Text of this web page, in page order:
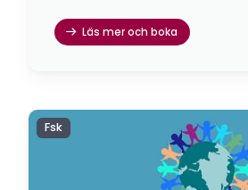
Läs mer och boka
Fsk